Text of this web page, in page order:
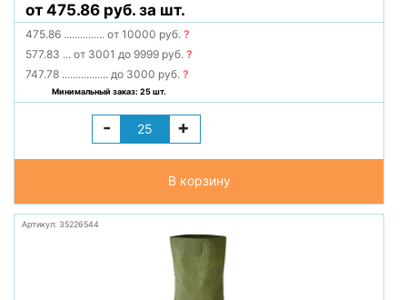
от 475.86 руб. за шт.
475.86 ............... от 10000 руб.?
577.83 ... от 3001 до 9999 руб.?
747.78 ................. до 3000 руб.?
Минимальный заказ: 25 шт.
- +
В корзину
Артикул: 35226544